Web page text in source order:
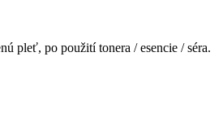
pleť, po použití tonera / esencie / séra.